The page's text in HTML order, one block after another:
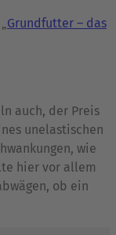
Grundfutter – das
auch, der Preis
unelastischen
wie
hier vor allem
ob ein